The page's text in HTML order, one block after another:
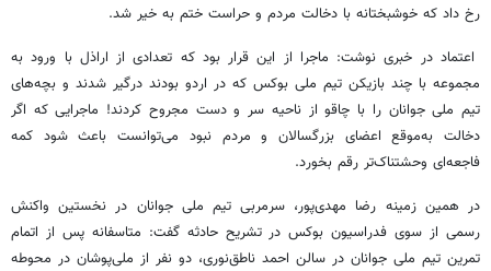
رخ داد که خوشبختانه‌ با دخالت مردم و حراست ختم به خیر شد.
اعتماد در خبری نوشت: ماجرا از این قرار بود که تعدادی از اراذل با ورود به
مجموعه با چند بازیکن تیم ملی بوکس که در اردو بودند درگیر شدند و بچه‌های
تیم ملی جوانان را با چاقو از ناحیه سر و دست مجروح کردند! ماجرایی که اگر
دخالت به‌موقع اعضای بزرگسالان و مردم نبود می‌توانست باعث شود کمه
فاجعه‌ای وحشتناک‌تر رقم بخورد.
در همین زمینه رضا مهدی‌پور، سرمربی تیم ملی جوانان در نخستین واکنش
رسمی از سوی فدراسیون بوکس در تشریح حادثه گفت: متاسفانه پس از اتمام
تمرین تیم ملی جوانان در سالن احمد ناطق‌نوری، دو نفر از ملی‌پوشان در محوطه